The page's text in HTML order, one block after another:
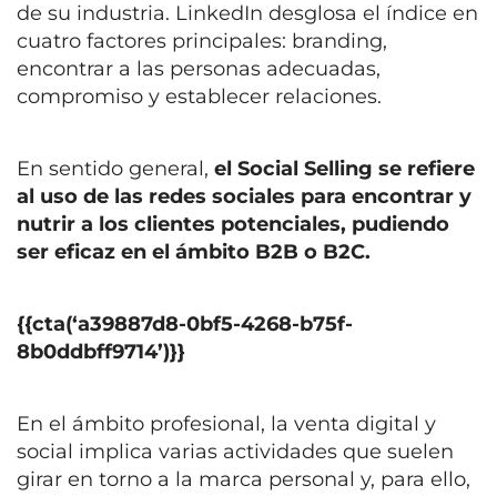
de su industria. LinkedIn desglosa el índice en
cuatro factores principales: branding,
encontrar a las personas adecuadas,
compromiso y establecer relaciones.
En sentido general, el Social Selling se refiere
al uso de las redes sociales para encontrar y
nutrir a los clientes potenciales, pudiendo
ser eficaz en el ámbito B2B o B2C.
{{cta(‘a39887d8-0bf5-4268-b75f-
8b0ddbff9714’)}}
En el ámbito profesional, la venta digital y
social implica varias actividades que suelen
girar en torno a la marca personal y, para ello,